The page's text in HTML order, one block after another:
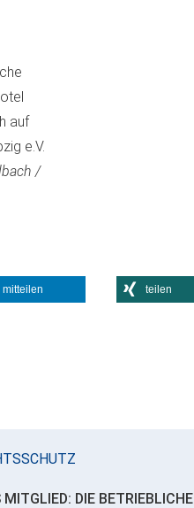
auf
e.V.
/
mitteilen teilen
DIE BETRIEBLICHE